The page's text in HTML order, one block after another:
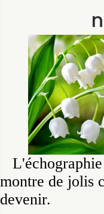
montre de jolis
devenir.